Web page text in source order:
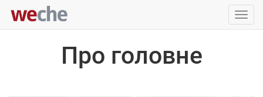
Про головне